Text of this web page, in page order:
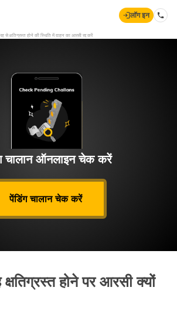
लॉग इन
से क्षतिग्रस्त होने की स्थिति में वाहन का आरसी रद्द करें
चालान ऑनलाइन चेक करें
पेंडिंग चालान चेक करें
क्षतिग्रस्त होने पर आरसी क्यों